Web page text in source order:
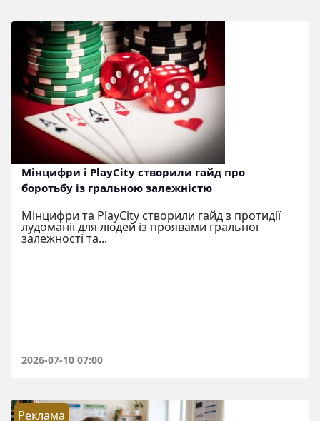
Мінцифри і PlayCity створили гайд про
боротьбу із гральною залежністю
Мінцифри та PlayCity створили гайд з протидії
лудоманії для людей із проявами гральної
залежності та...
2026-07-10 07:00
Реклама